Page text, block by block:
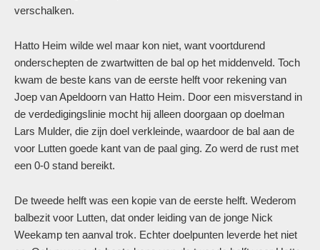
verschalken.
Hatto Heim wilde wel maar kon niet, want voortdurend
onderschepten de zwartwitten de bal op het middenveld. Toch
kwam de beste kans van de eerste helft voor rekening van
Joep van Apeldoorn van Hatto Heim. Door een misverstand in
de verdedigingslinie mocht hij alleen doorgaan op doelman
Lars Mulder, die zijn doel verkleinde, waardoor de bal aan de
voor Lutten goede kant van de paal ging. Zo werd de rust met
een 0-0 stand bereikt.
De tweede helft was een kopie van de eerste helft. Wederom
balbezit voor Lutten, dat onder leiding van de jonge Nick
Weekamp ten aanval trok. Echter doelpunten leverde het niet